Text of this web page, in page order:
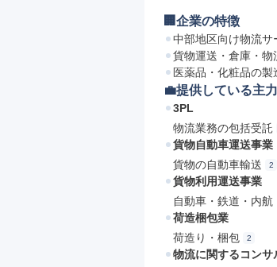
🏢企業の特徴
中部地区向け物流サ
貨物運送・倉庫・物
医薬品・化粧品の
💼提供している主
3PL
物流業務の包括受託
貨物自動車運送事業
貨物の自動車輸送
2
貨物利用運送事業
自動車・鉄道・内
荷造梱包業
荷造り・梱包
2
物流に関するコンサ